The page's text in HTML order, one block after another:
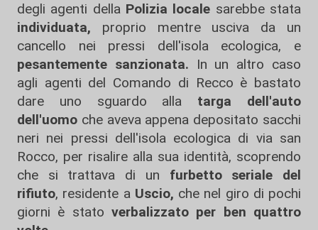
degli agenti della Polizia locale sarebbe stata
individuata, proprio mentre usciva da un
cancello nei pressi dell'isola ecologica, e
pesantemente sanzionata. In un altro caso
agli agenti del Comando di Recco è bastato
dare uno sguardo alla targa dell'auto
dell'uomo che aveva appena depositato sacchi
neri nei pressi dell'isola ecologica di via san
Rocco, per risalire alla sua identità, scoprendo
che si trattava di un furbetto seriale del
rifiuto, residente a Uscio, che nel giro di pochi
giorni è stato verbalizzato per ben quattro